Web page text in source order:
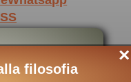
×
filosofia